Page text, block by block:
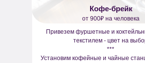
от 900₽ на человека
Кофе-брейк
Привезем фуршетные и
текстилем - цвет на
***
Установим кофейные и чайные